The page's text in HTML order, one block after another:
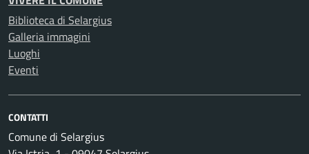
Biblioteca di Selargius
Galleria immagini
Luoghi
Eventi
CONTATTI
Comune di Selargius